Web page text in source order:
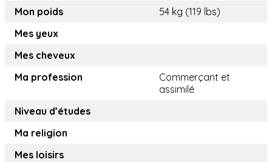
Mon poids
54 kg (119 lbs)
Mes yeux
Mes cheveux
Ma profession
Commerçant et
assimilé
Niveau d’études
Ma religion
Mes loisirs